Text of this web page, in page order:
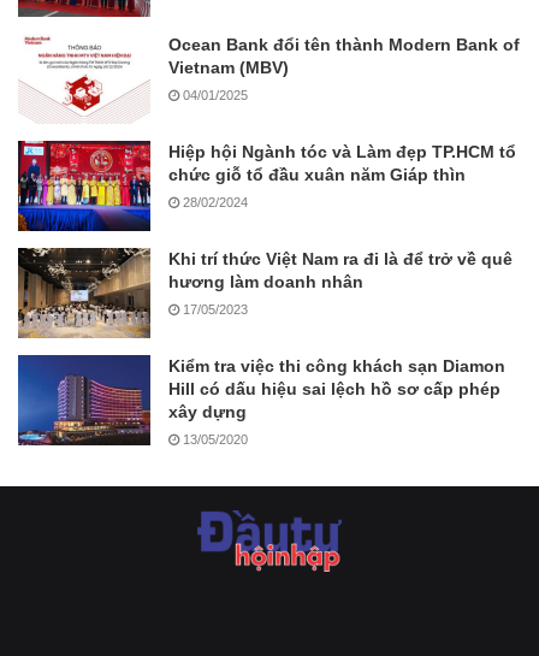
Ocean Bank đổi tên thành Modern Bank of
Vietnam (MBV)
04/01/2025
Hiệp hội Ngành tóc và Làm đẹp TP.HCM tổ
chức giỗ tổ đầu xuân năm Giáp thìn
28/02/2024
Khi trí thức Việt Nam ra đi là để trở về quê
hương làm doanh nhân
17/05/2023
Kiểm tra việc thi công khách sạn Diamon
Hill có dấu hiệu sai lệch hồ sơ cấp phép
xây dựng
13/05/2020